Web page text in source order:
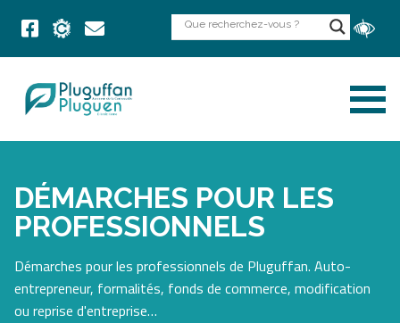
DÉMARCHES POUR LES
PROFESSIONNELS
Démarches pour les professionnels de Pluguffan. Auto-
entrepreneur, formalités, fonds de commerce, modification
ou reprise d'entreprise…